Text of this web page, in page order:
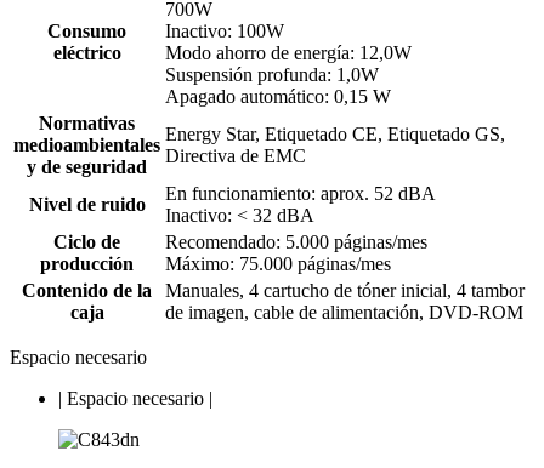
Consumo
eléctrico
700W
Inactivo: 100W
Modo ahorro de energía: 12,0W
Suspensión profunda: 1,0W
Apagado automático: 0,15 W
Normativas
medioambientales
y de seguridad
Energy Star, Etiquetado CE, Etiquetado GS,
Directiva de EMC
Nivel de ruido
En funcionamiento: aprox. 52 dBA
Inactivo: < 32 dBA
Ciclo de
producción
Recomendado: 5.000 páginas/mes
Máximo: 75.000 páginas/mes
Contenido de la
caja
Manuales, 4 cartucho de tóner inicial, 4 tambor
de imagen, cable de alimentación, DVD-ROM
Espacio necesario
| Espacio necesario |